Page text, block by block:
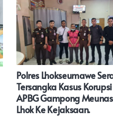
Polres Lhokseumawe
Tersangka Kasus Korupsi
APBG Gampong
Lhok Ke Kejaksaan.